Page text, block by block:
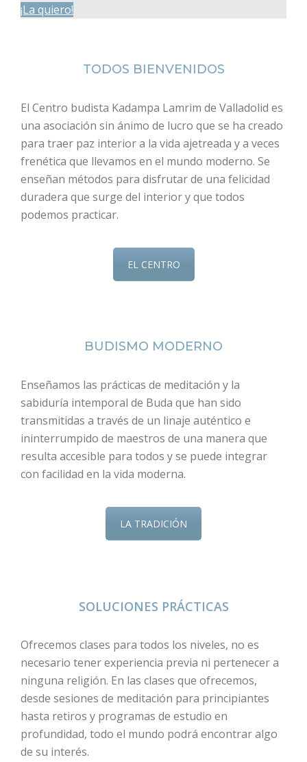
¡La quiero!
TODOS BIENVENIDOS
El Centro budista Kadampa Lamrim de Valladolid es
una asociación sin ánimo de lucro que se ha creado
para traer paz interior a la vida ajetreada y a veces
frenética que llevamos en el mundo moderno. Se
enseñan métodos para disfrutar de una felicidad
duradera que surge del interior y que todos
podemos practicar.
EL CENTRO
BUDISMO MODERNO
Enseñamos las prácticas de meditación y la
sabiduría intemporal de Buda que han sido
transmitidas a través de un linaje auténtico e
ininterrumpido de maestros de una manera que
resulta accesible para todos y se puede integrar
con facilidad en la vida moderna.
LA TRADICIÓN
SOLUCIONES PRÁCTICAS
Ofrecemos clases para todos los niveles, no es
necesario tener experiencia previa ni pertenecer a
ninguna religión. En las clases que ofrecemos,
desde sesiones de meditación para principiantes
hasta retiros y programas de estudio en
profundidad, todo el mundo podrá encontrar algo
de su interés.